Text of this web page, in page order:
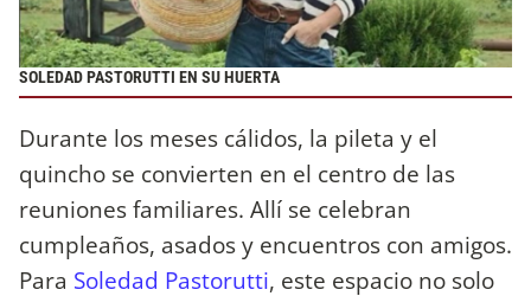
SOLEDAD PASTORUTTI EN SU HUERTA
Durante los meses cálidos, la pileta y el
quincho se convierten en el centro de las
reuniones familiares. Allí se celebran
cumpleaños, asados y encuentros con amigos.
Para Soledad Pastorutti, este espacio no solo